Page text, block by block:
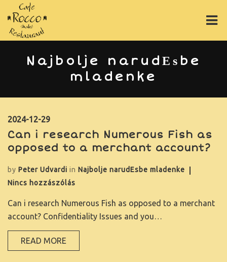
PIZZÁK
ONLINE RENDELÉS
RÓLUNK
GY.I.K.
ASZTALFOGLALÁS
KAPCSOLAT
Najbolje narudЕѕbe
mladenke
2024-12-29
Can i research Numerous Fish as
opposed to a merchant account?
by Peter Udvardi in Najbolje narudЕѕbe mladenke
Nincs hozzászólás
Can i research Numerous Fish as opposed to a merchant
account? Confidentiality Issues and you…
READ MORE